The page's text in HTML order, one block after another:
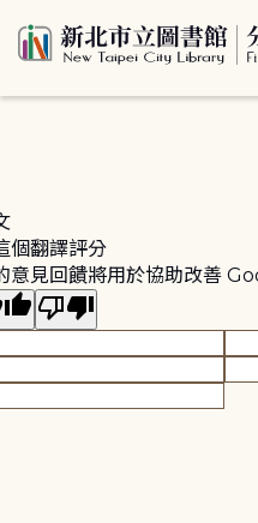
個翻譯評分
意見回饋將用於協助改善